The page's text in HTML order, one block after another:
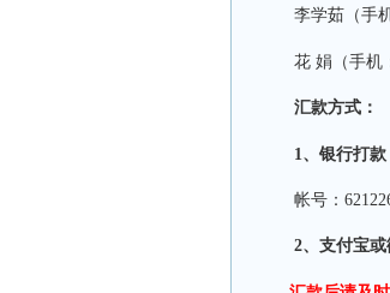
李学茹（手
花 娟（手机
汇款方式：
1、银行打款
帐号：
2、 支付宝或